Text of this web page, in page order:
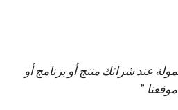
عند شرائك منتج أو برنامج أو
”